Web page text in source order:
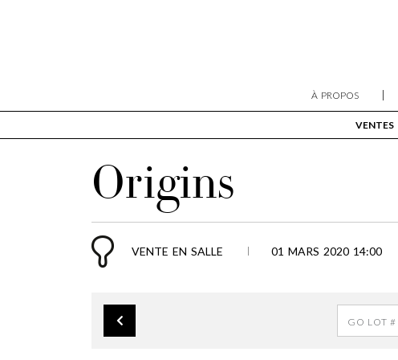
VENTES
À PROPOS
Origins
VENTE EN SALLE 01 MARS 2020 14:00